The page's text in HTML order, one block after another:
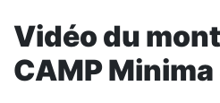
Vidéo du
CAMP Minima